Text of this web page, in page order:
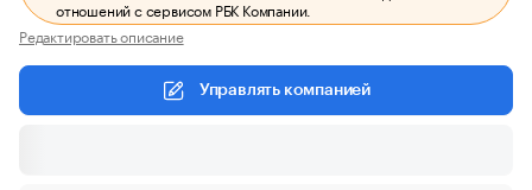
отношений с сервисом РБК Компании.
Редактировать описание
Управлять компанией